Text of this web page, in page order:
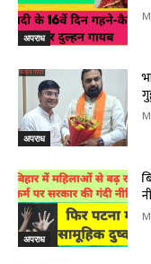
अपराध
अपराध
अपराध